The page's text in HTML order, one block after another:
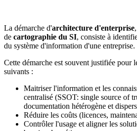
La démarche d'architecture d'enterprise
de cartographie du SI, consiste à
du système d'information d'une entreprise.
Cette démarche est souvent justifiée pour
suivants :
Maitriser l'information et les
centralisé (SSOT: single source of
documentation hétérogène et
Réduire les coûts (licences,
Contrôler l'usage et aligner les